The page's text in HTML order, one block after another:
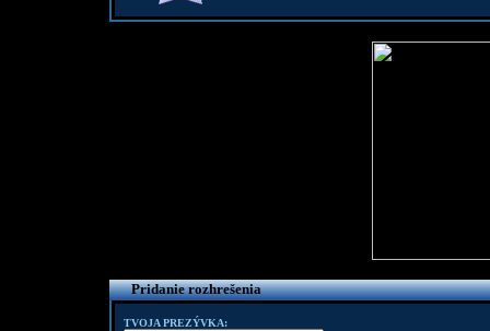
Pridanie rozhrešenia
TVOJA PREZÝVKA: